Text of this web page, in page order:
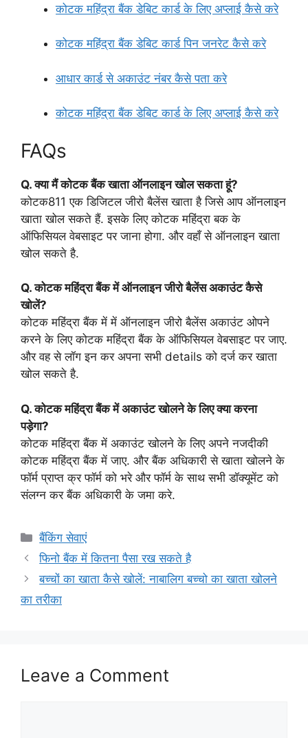
कोटक महिंद्रा बैंक डेबिट कार्ड के लिए अप्लाई कैसे करे
कोटक महिंद्रा बैंक डेबिट कार्ड पिन जनरेट कैसे करे
आधार कार्ड से अकाउंट नंबर कैसे पता करे
कोटक महिंद्रा बैंक डेबिट कार्ड के लिए अप्लाई कैसे करे
FAQs
Q. क्या मैं कोटक बैंक खाता ऑनलाइन खोल सकता हूं?
कोटक811 एक डिजिटल जीरो बैलेंस खाता है जिसे आप ऑनलाइन
खाता खोल सकते हैं. इसके लिए कोटक महिंद्रा बक के
ऑफिसियल वेबसाइट पर जाना होगा. और वहाँ से ऑनलाइन खाता
खोल सकते है.
Q. कोटक महिंद्रा बैंक में ऑनलाइन जीरो बैलेंस अकाउंट कैसे
खोलें?
कोटक महिंद्रा बैंक में में ऑनलाइन जीरो बैलेंस अकाउंट ओपने
करने के लिए कोटक महिंद्रा बैंक के ऑफिसियल वेबसाइट पर जाए.
और वह से लॉग इन कर अपना सभी details को दर्ज कर खाता
खोल सकते है.
Q. कोटक महिंद्रा बैंक में अकाउंट खोलने के लिए क्या करना
पड़ेगा?
कोटक महिंद्रा बैंक में अकाउंट खोलने के लिए अपने नजदीकी
कोटक महिंद्रा बैंक में जाए. और बैंक अधिकारी से खाता खोलने के
फॉर्म प्राप्त क्र फॉर्म को भरे और फॉर्म के साथ सभी डॉक्यूमेंट को
संलग्न कर बैंक अधिकारी के जमा करे.
Categories
बैंकिंग सेवाएं
फिनो बैंक में कितना पैसा रख सकते है
बच्चों का खाता कैसे खोलें: नाबालिग बच्चो का खाता खोलने
का तरीका
Leave a Comment